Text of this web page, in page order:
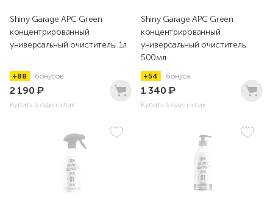
Shiny Garage APC Green
концентрированный
универсальный очиститель, 1л
+88 бонусов
2 190₽
Купить в один клик
Shiny Garage APC Green
концентрированный
универсальный очиститель,
500мл
+54 бонуса
1 340₽
Купить в один клик